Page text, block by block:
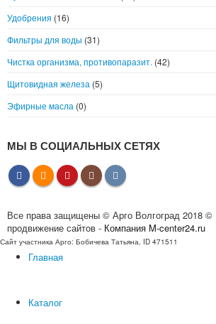
Удобрения (16)
Фильтры для воды (31)
Чистка организма, противопаразит. (42)
Щитовидная железа (5)
Эфирные масла (0)
МЫ В СОЦИАЛЬНЫХ СЕТЯХ
Все права защищены © Арго Волгоград 2018 ©
продвижение сайтов - Компания M-center24.ru
Сайт участника Арго: Бобичева Татьяна, ID 471511
Главная
Каталог